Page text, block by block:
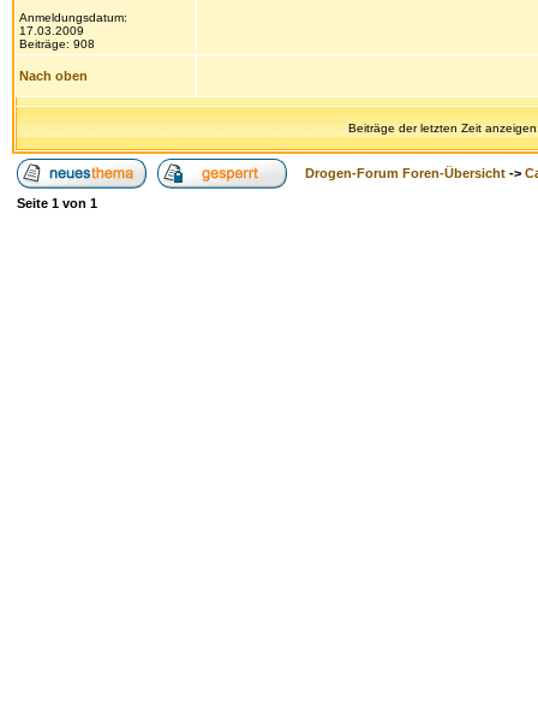
Anmeldungsdatum:
17.03.2009
Beiträge: 908
Nach oben
Beiträge der letzten Zeit
Drogen-Forum Foren-Übersicht ->
Seite 1 von 1